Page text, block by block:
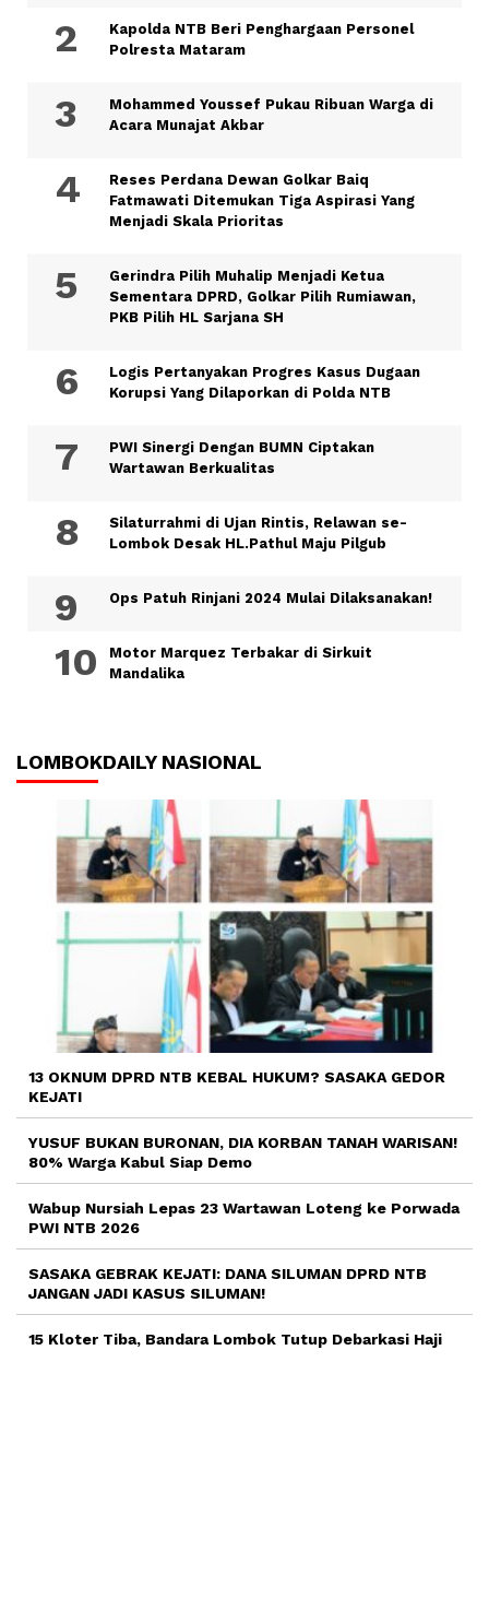
Kapolda NTB Beri Penghargaan Personel
Polresta Mataram
Mohammed Youssef Pukau Ribuan Warga di
Acara Munajat Akbar
Reses Perdana Dewan Golkar Baiq
Fatmawati Ditemukan Tiga Aspirasi Yang
Menjadi Skala Prioritas
Gerindra Pilih Muhalip Menjadi Ketua
Sementara DPRD, Golkar Pilih Rumiawan,
PKB Pilih HL Sarjana SH
Logis Pertanyakan Progres Kasus Dugaan
Korupsi Yang Dilaporkan di Polda NTB
PWI Sinergi Dengan BUMN Ciptakan
Wartawan Berkualitas
Silaturrahmi di Ujan Rintis, Relawan se-
Lombok Desak HL.Pathul Maju Pilgub
Ops Patuh Rinjani 2024 Mulai Dilaksanakan!
Motor Marquez Terbakar di Sirkuit
Mandalika
LOMBOKDAILY NASIONAL
13 OKNUM DPRD NTB KEBAL HUKUM? SASAKA GEDOR
KEJATI
YUSUF BUKAN BURONAN, DIA KORBAN TANAH WARISAN!
80% Warga Kabul Siap Demo
Wabup Nursiah Lepas 23 Wartawan Loteng ke Porwada
PWI NTB 2026
SASAKA GEBRAK KEJATI: DANA SILUMAN DPRD NTB
JANGAN JADI KASUS SILUMAN!
15 Kloter Tiba, Bandara Lombok Tutup Debarkasi Haji